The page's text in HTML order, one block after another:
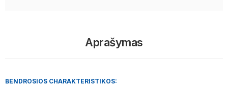
Aprašymas
BENDROSIOS CHARAKTERISTIKOS: